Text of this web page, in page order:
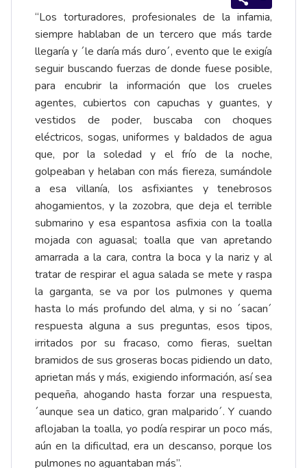
“Los torturadores, profesionales de la infamia,
siempre hablaban de un tercero que más tarde
llegaría y ´le daría más duro´, evento que le exigía
seguir buscando fuerzas de donde fuese posible,
para encubrir la información que los crueles
agentes, cubiertos con capuchas y guantes, y
vestidos de poder, buscaba con choques
eléctricos, sogas, uniformes y baldados de agua
que, por la soledad y el frío de la noche,
golpeaban y helaban con más fiereza, sumándole
a esa villanía, los asfixiantes y tenebrosos
ahogamientos, y la zozobra, que deja el terrible
submarino y esa espantosa asfixia con la toalla
mojada con aguasal; toalla que van apretando
amarrada a la cara, contra la boca y la nariz y al
tratar de respirar el agua salada se mete y raspa
la garganta, se va por los pulmones y quema
hasta lo más profundo del alma, y si no ´sacan´
respuesta alguna a sus preguntas, esos tipos,
irritados por su fracaso, como fieras, sueltan
bramidos de sus groseras bocas pidiendo un dato,
aprietan más y más, exigiendo información, así sea
pequeña, ahogando hasta forzar una respuesta,
´aunque sea un datico, gran malparido´. Y cuando
aflojaban la toalla, yo podía respirar un poco más,
aún en la dificultad, era un descanso, porque los
pulmones no aguantaban más”.